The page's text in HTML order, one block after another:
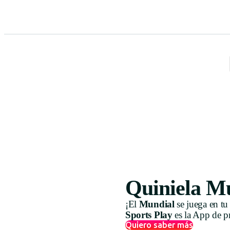
Quiniela
¡El Mundial se juega en
Sports Playes la App de
Quiero saber más